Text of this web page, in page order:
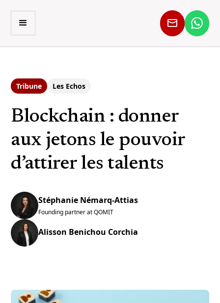
Tribune Les Echos
Blockchain : donner
aux jetons le pouvoir
d’attirer les talents
Stéphanie Némarq-Attias
Founding partner at QOMIT
Alisson Benichou Corchia